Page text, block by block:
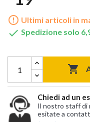
error_outline Ultimi articoli in
 Spedizione solo

Chiedi ad un
Il nostro staff di
esitate a